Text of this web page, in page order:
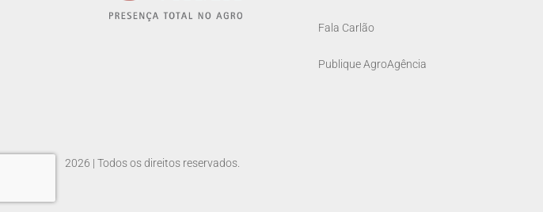
Fala Carlão
Publique AgroAgência
2026 | Todos os direitos reservados.